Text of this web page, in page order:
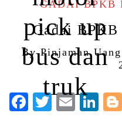
GADAI BPKB
Gadai
ByPinjaman Uang
Facebook
Twitter
Email